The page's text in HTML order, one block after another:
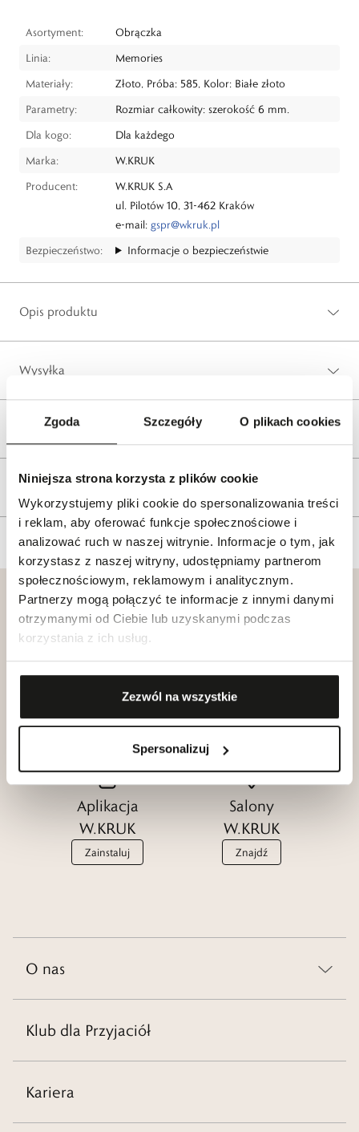
Zgoda Szczegóły O plikach cookies
Niniejsza strona korzysta z plików cookie
Wykorzystujemy pliki cookie do spersonalizowania treści
i reklam, aby oferować funkcje społecznościowe i
analizować ruch w naszej witrynie. Informacje o tym, jak
korzystasz z naszej witryny, udostępniamy partnerom
społecznościowym, reklamowym i analitycznym.
Partnerzy mogą połączyć te informacje z innymi danymi
otrzymanymi od Ciebie lub uzyskanymi podczas
korzystania z ich usług.
Zezwól na wszystkie
Spersonalizuj
Asortyment:
Obrączka
Linia:
Memories
Materiały:
Złoto, Próba: 585, Kolor: Białe złoto
Parametry:
Rozmiar całkowity: szerokość 6 mm.
Dla kogo:
Dla każdego
Marka:
W.KRUK
Producent:
W.KRUK S.A
ul. Pilotów 10, 31-462 Kraków
e-mail: gspr@wkruk.pl
Bezpieczeństwo:
Informacje o bezpieczeństwie
Opis produktu
Wysyłka
Reklamacje i zwroty
Tagi
Klub dla
Przyjaciół
W.KRUK
Dołącz
W.KRUK
Zobacz
Aplikacja
W.KRUK
Zainstaluj
Salony
W.KRUK
Znajdź
O nas
Klub dla Przyjaciół
Kariera